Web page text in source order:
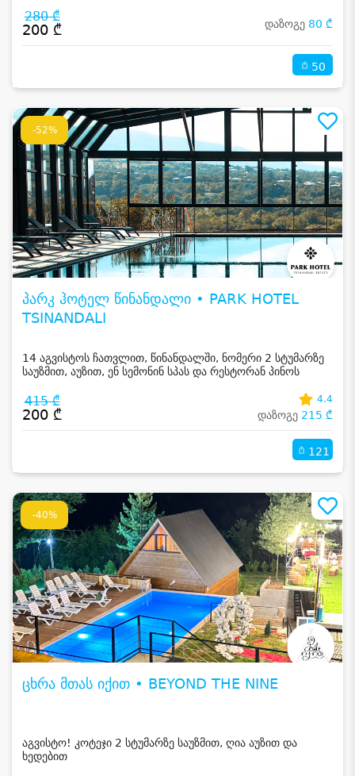
280 ₾
200 ₾ დაზოგე 80 ₾
50
-52%
პარკ ჰოტელ წინანდალი • PARK HOTEL
TSINANDALI
14 აგვისტოს ჩათვლით, წინანდალში, ნომერი 2 სტუმარზე
საუზმით, აუზით, ენ სემონინ სპას და რესტორან პინოს
415 ₾
200 ₾
4.4
დაზოგე 215 ₾
121
-40%
ცხრა მთას იქით • BEYOND THE NINE
აგვისტო! კოტეჯი 2 სტუმარზე საუზმით, ღია აუზით და
ხედებით